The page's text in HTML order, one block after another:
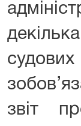
звіт